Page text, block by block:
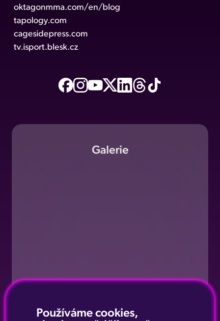
oktagonmma.com/en/blog
tapology.com
cagesidepress.com
tv.isport.blesk.cz
Galerie
Používáme cookies,